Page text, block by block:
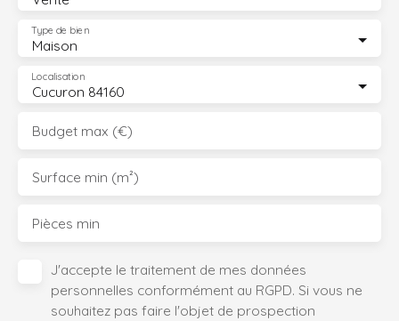
Maison
Type de bien
Cucuron 84160
Localisation
Budget max (€)
Surface min (m²)
Pièces min
J'accepte le traitement de mes données
personnelles conformément au RGPD. Si vous ne
souhaitez pas faire l'objet de prospection